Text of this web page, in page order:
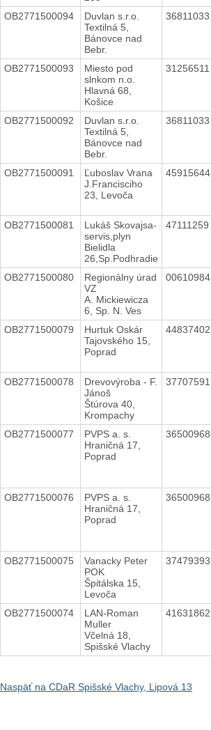
OB2771500094
Duvlan s.r.o.
Textilná 5,
Bánovce nad
Bebr.
36811033
OB2771500093
Miesto pod
slnkom n.o.
Hlavná 68,
Košice
31256511
OB2771500092
Duvlan s.r.o.
Textilná 5,
Bánovce nad
Bebr.
36811033
OB2771500091
Ľuboslav Vrana
J.Francisciho
23, Levoča
45915644
OB2771500081
Lukáš Skovajsa-
servis,plyn
Bielidla
26,Sp.Podhradie
47111259
OB2771500080
Regionálny úrad
VZ
A. Mickiewicza
6, Sp. N. Ves
00610984
OB2771500079
Hurtuk Oskár
Tajovského 15,
Poprad
44837402
OB2771500078
Drevovýroba - F.
Jánoš
Štúrova 40,
Krompachy
37707591
OB2771500077
PVPS a. s.
Hraničná 17,
Poprad
36500968
OB2771500076
PVPS a. s.
Hraničná 17,
Poprad
36500968
OB2771500075
Vanacky Peter
POK
Špitálska 15,
Levoča
37479393
OB2771500074
LAN-Roman
Muller
Včelná 18,
Spišské Vlachy
41631862
Naspäť na CDaR Spišské Vlachy, Lipová 13